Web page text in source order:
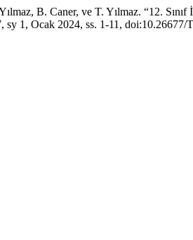
B. Caner, ve T. Yılmaz. “12.
sy 1, Ocak 2024, ss. 1-11, doi:10.26677/